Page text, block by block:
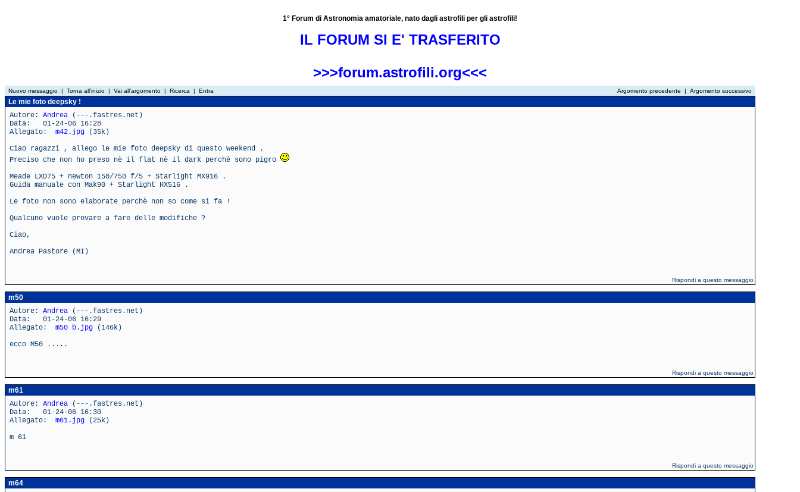
1° Forum di Astronomia amatoriale, nato dagli astrofili per gli astrofili!
IL FORUM SI E' TRASFERITO
>>>forum.astrofili.org<<<
Nuovo messaggio | Torna all'inizio | Vai all'argomento | Ricerca | Entra Argomento precedente | Argomento successivo
Le mie foto deepsky !
Autore: Andrea (---.fastres.net)
Data: 01-24-06 16:28
Allegato: m42.jpg (35k)
Ciao ragazzi , allego le mie foto deepsky di questo weekend .
Preciso che non ho preso nè il flat nè il dark perchè sono pigro
Meade LXD75 + newton 150/750 f/5 + Starlight MX916 .
Guida manuale con Mak90 + Starlight HX516 .
Le foto non sono elaborate perchè non so come si fa !
Qualcuno vuole provare a fare delle modifiche ?
Ciao,
Andrea Pastore (MI)
Rispondi a questo messaggio
m50
Autore: Andrea (---.fastres.net)
Data: 01-24-06 16:29
Allegato: m50 b.jpg (146k)
ecco M50 .....
Rispondi a questo messaggio
m61
Autore: Andrea (---.fastres.net)
Data: 01-24-06 16:30
Allegato: m61.jpg (25k)
m 61
Rispondi a questo messaggio
m64